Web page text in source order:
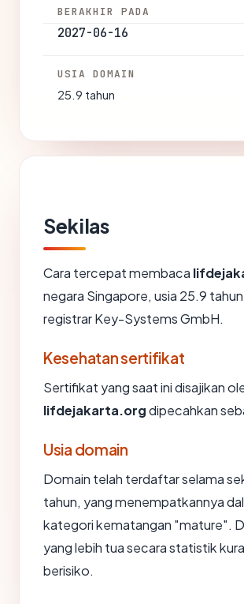
BERAKHIR PADA
2027-06-16
USIA DOMAIN
25.9 tahun
Sekilas
Cara tercepat membaca
negara Singapore, usia 25.9
registrar Key-Systems GmbH.
Kesehatan sertifikat
Sertifikat yang saat ini disajikan
lifdejakarta.orgdipecahkan
Usia domain
Domain telah terdaftar selama
tahun, yang menempatkannya
kategori kematangan "mature".
yang lebih tua secara statistik
berisiko.